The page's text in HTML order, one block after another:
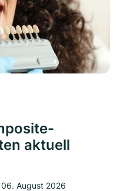
aktuell
06. August 2026